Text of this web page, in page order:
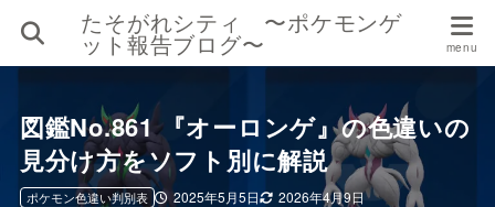
たそがれシティ 〜ポケモンゲ
ット報告ブログ〜
図鑑No.861 『オーロンゲ』の色違いの
見分け方をソフト別に解説
2025年5月5日 2026年4月9日
ポケモン色違い判別表